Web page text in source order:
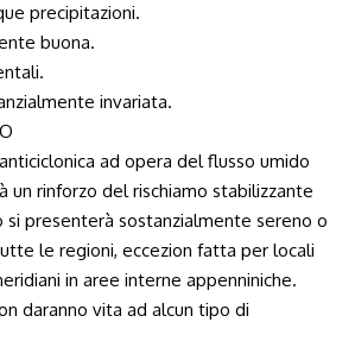
precipitazioni.
buona.
invariata.
ad opera del flusso umido
un rinforzo del rischiamo stabilizzante
si presenterà sostanzialmente sereno o
le regioni, eccezion fatta per locali
in aree interne appenniniche.
daranno vita ad alcun tipo di